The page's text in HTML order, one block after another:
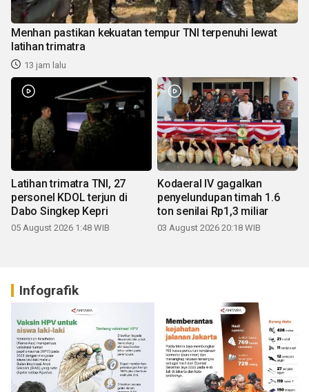
Menhan pastikan kekuatan tempur TNI terpenuhi lewat
latihan trimatra
13 jam lalu
Latihan trimatra TNI, 27
personel KDOL terjun di
Dabo Singkep Kepri
05 August 2026 1:48 WIB
Kodaeral IV gagalkan
penyelundupan timah 1.6
ton senilai Rp1,3 miliar
03 August 2026 20:18 WIB
Infografik